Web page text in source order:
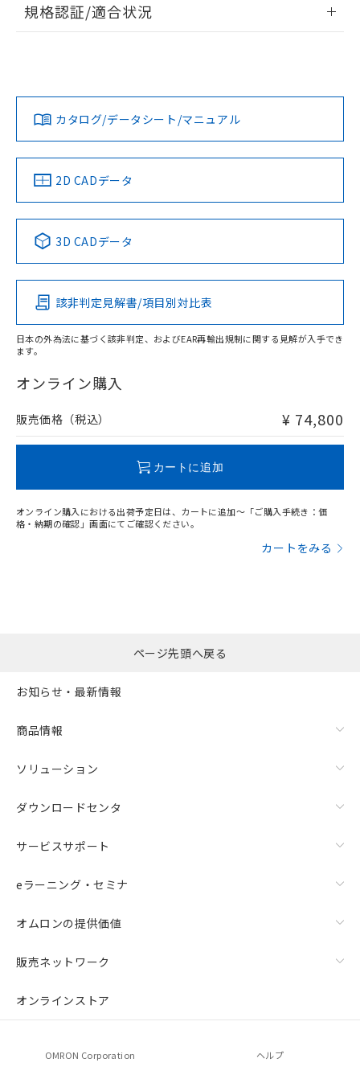
端子配置
ログイン/会員登録
ダウンロードデータをご利用いただく前に、以下を必ずお読
みください。
ソフトウェアの使用条件
EU RoHS 注意事項・凡例
対応済み
中国 RoHS 注意事項・凡例
Pb Hg Cd Cr(VI)
O
在庫等で未対応品が混在する可能性があります。
問い合わせください。
規格認証/適合状況
LR型式承認
（イギリス
船舶規格）
DNV型式承認
（ノルウェー
BV型式承認
（フランス
KR型式
（韓国
No No No No
この製品の規格認証/適合状況ページへ
その他の認証はこちらのページからご検索ください
カタログ/データシート/マニュアル
2D CADデータ
3D CADデータ
該非判定見解書/項目別対比表
日本の外為法に基づく該非判定、およびEAR再輸出規制に関する見解が入手でき
ます。
オンライン購入
販売価格（税込） ¥ 74,800
カートに追加
オンライン購入における出荷予定日は、カートに追加～「ご購入手続き：価
格・納期の確認」画面にてご確認ください。
カートをみる
ページ先頭へ戻る
お知らせ・最新情報
商品情報
ソリューション
ダウンロードセンタ
サービスサポート
eラーニング・セミナ
オムロンの提供価値
販売ネットワーク
オンラインストア
OMRON Corporation ヘルプ